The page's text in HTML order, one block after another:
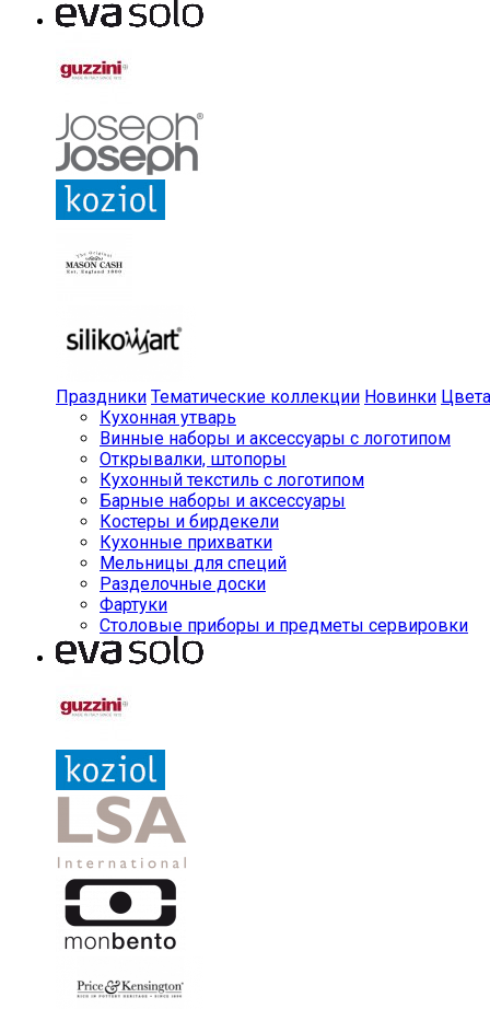
Праздники Тематические коллекции Новинки Цвета
Кухонная утварь
Винные наборы и аксессуары с логотипом
Открывалки, штопоры
Кухонный текстиль с логотипом
Барные наборы и аксессуары
Костеры и бирдекели
Кухонные прихватки
Мельницы для специй
Разделочные доски
Фартуки
Столовые приборы и предметы сервировки